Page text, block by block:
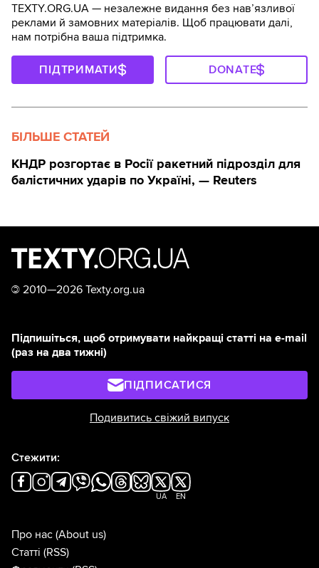
TEXTY.ORG.UA — незалежне видання без навʼязливої
реклами й замовних матеріалів. Щоб працювати далі,
нам потрібна ваша підтримка.
ПІДТРИМАТИ DONATE
БІЛЬШЕ СТАТЕЙ
КНДР розгортає в Росії ракетний підрозділ для
балістичних ударів по Україні, — Reuters
© 2010—2026 Texty.org.ua
Підпишіться, щоб отримувати найкращі статті на e-mail
(раз на два тижні)
ПІДПИСАТИСЯ
Подивитись свіжий випуск
Стежити:
UA EN
Про нас (About us)
Статті (RSS)